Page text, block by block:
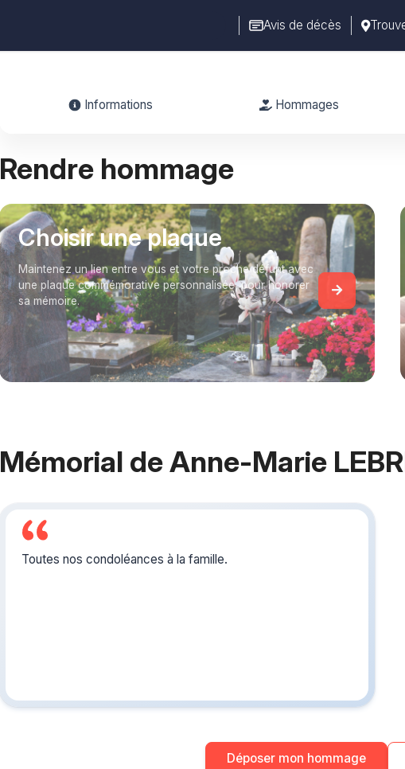
Avis de décès
Informations Hommages
Rendre hommage
Choisir une plaque
Maintenez un lien entre vous et votre proche défunt avec
une plaque commémorative personnalisée, pour honorer
sa mémoire.
Mémorial de Anne-Marie
Toutes nos condoléances à la famille.
Déposer mon hommage